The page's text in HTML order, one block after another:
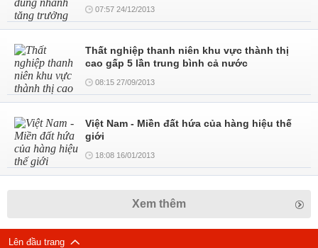
07:57 24/12/2013
Thất nghiệp thanh niên khu vực thành thị
cao gấp 5 lần trung bình cả nước
08:15 27/09/2013
Việt Nam - Miền đất hứa của hàng hiệu thế
giới
18:08 16/01/2013
Xem thêm
Lên đầu trang